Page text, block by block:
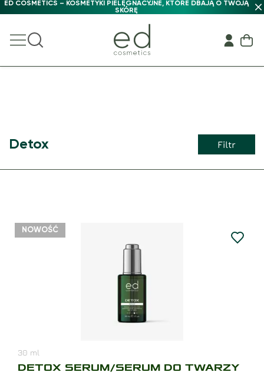
ED COSMETICS – KOSMETYKI PIELĘGNACYJNE, KTÓRE DBAJĄ O TWOJĄ
SKÓRĘ
Detox Filtr
NOWOŚĆ
30 ml
DETOX SERUM/SERUM DO TWARZY